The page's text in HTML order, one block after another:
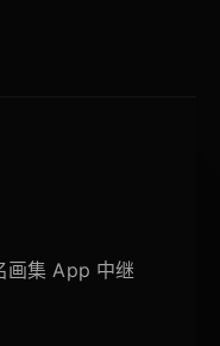
画集 App 中继